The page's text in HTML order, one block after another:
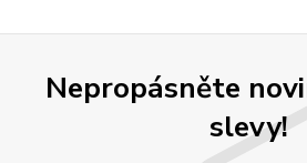
Nepropásněte
slevy!